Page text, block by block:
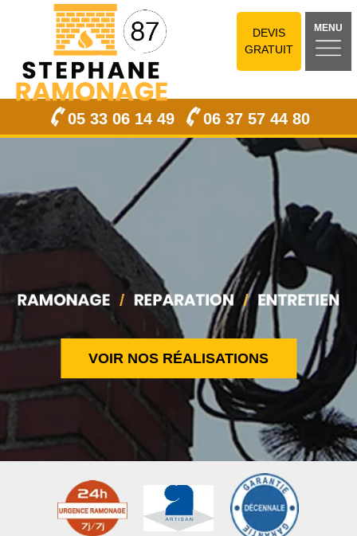
DEVIS
GRATUIT
MENU
05 33 06 14 49 06 37 57 44 80
VOIR NOS RÉALISATIONS